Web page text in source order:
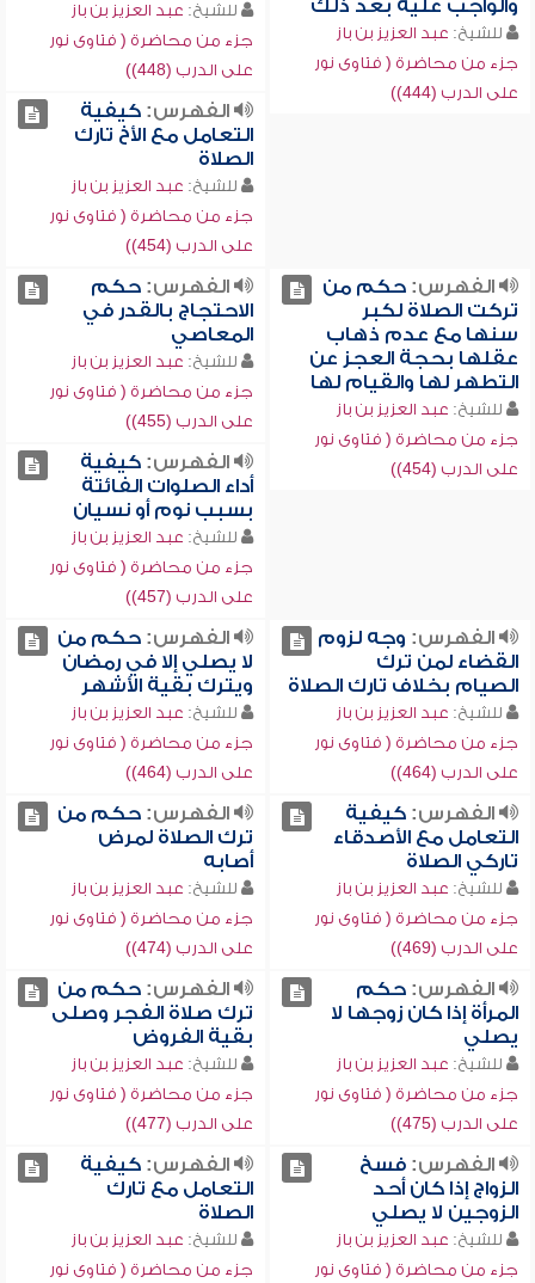
والواجب عليه بعد ذلك
للشيخ: عبد العزيز بن باز
جزء من محاضرة ( فتاوى نور
على الدرب (444))
للشيخ: عبد العزيز بن باز
جزء من محاضرة ( فتاوى نور
على الدرب (448))
الفهرس:كيفية
التعامل مع الأخ تارك
الصلاة
للشيخ: عبد العزيز بن باز
جزء من محاضرة ( فتاوى نور
على الدرب (454))
الفهرس:حكم من
تركت الصلاة لكبر
سنها مع عدم ذهاب
عقلها بحجة العجز عن
التطهر لها والقيام لها
للشيخ: عبد العزيز بن باز
جزء من محاضرة ( فتاوى نور
على الدرب (454))
الفهرس:حكم
الاحتجاج بالقدر في
المعاصي
للشيخ: عبد العزيز بن باز
جزء من محاضرة ( فتاوى نور
على الدرب (455))
الفهرس:كيفية
أداء الصلوات الفائتة
بسبب نوم أو نسيان
للشيخ: عبد العزيز بن باز
جزء من محاضرة ( فتاوى نور
على الدرب (457))
الفهرس: وجه لزوم
القضاء لمن ترك
الصيام بخلاف تارك الصلاة
للشيخ: عبد العزيز بن باز
جزء من محاضرة ( فتاوى نور
على الدرب (464))
الفهرس:حكم من
لا يصلي إلا في رمضان
ويترك بقية الأشهر
للشيخ: عبد العزيز بن باز
جزء من محاضرة ( فتاوى نور
على الدرب (464))
الفهرس:كيفية
التعامل مع الأصدقاء
تاركي الصلاة
للشيخ: عبد العزيز بن باز
جزء من محاضرة ( فتاوى نور
على الدرب (469))
الفهرس:حكم من
ترك الصلاة لمرض
أصابه
للشيخ: عبد العزيز بن باز
جزء من محاضرة ( فتاوى نور
على الدرب (474))
الفهرس:حكم
المرأة إذا كان زوجها لا
يصلي
للشيخ: عبد العزيز بن باز
جزء من محاضرة ( فتاوى نور
على الدرب (475))
الفهرس:حكم من
ترك صلاة الفجر وصلى
بقية الفروض
للشيخ: عبد العزيز بن باز
جزء من محاضرة ( فتاوى نور
على الدرب (477))
الفهرس:فسخ
الزواج إذا كان أحد
الزوجين لا يصلي
للشيخ: عبد العزيز بن باز
جزء من محاضرة ( فتاوى نور
الفهرس:كيفية
التعامل مع تارك
الصلاة
للشيخ: عبد العزيز بن باز
جزء من محاضرة ( فتاوى نور